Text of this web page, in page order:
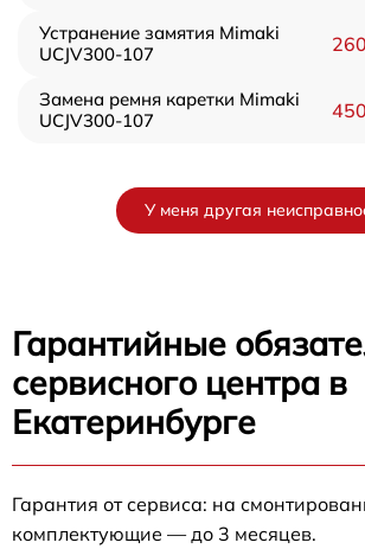
Устранение замятия Mimaki
UCJV300-107
Замена ремня каретки Mimaki
UCJV300-107
У меня другая
Гарантийные
сервисного центра в
Екатеринбурге
Гарантия от сервиса: на
комплектующие — до 3 месяцев.